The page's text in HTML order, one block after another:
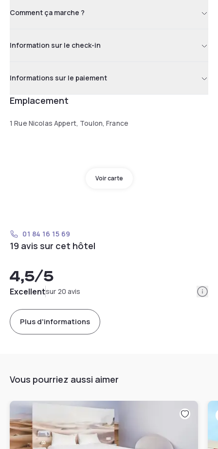
Comment ça marche ?
Information sur le check-in
Informations sur le paiement
Emplacement
1 Rue Nicolas Appert, Toulon, France
Voir carte
01 84 16 15 69
19 avis sur cet hôtel
4,5/5
Excellentsur 20 avis
Plus d'informations
Vous pourriez aussi aimer